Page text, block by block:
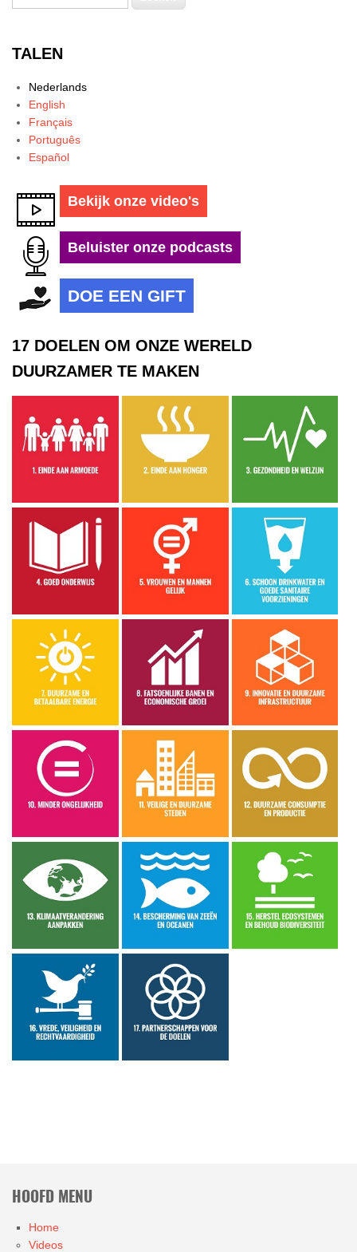
TALEN
Nederlands
English
Français
Português
Español
Bekijk onze video's
Beluister onze podcasts
DOE EEN GIFT
17 DOELEN OM ONZE WERELD
DUURZAMER TE MAKEN
HOOFD MENU
Home
Videos